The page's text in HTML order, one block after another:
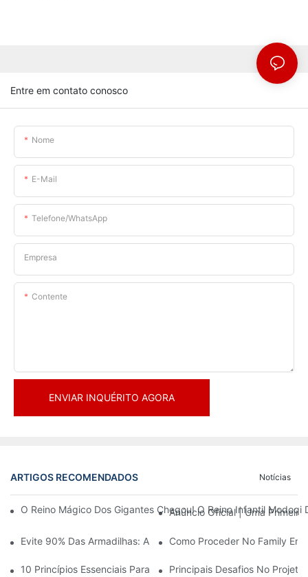
Entre em contato conosco
Nome
E-Mail
Telefone/WhatsApp
Empresa
Contente
ENVIAR INQUÉRITO AGORA
ARTIGOS RECOMENDADOS Notícias
O Reino Mágico Dos Gigantes Chegou! O Reino Infantil
Anúncio Oficial | Uma
Evite 90% Das Armadilhas: Ao Investir Em Um Centro
Como Proceder No Family
10 Princípios Essenciais Para O Sucesso No Design De
Principais Desafios No